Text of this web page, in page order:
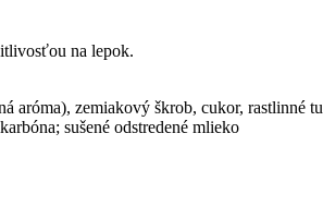
na lepok.
zemiakový škrob, cukor, rastlinné
sušené odstredené mlieko